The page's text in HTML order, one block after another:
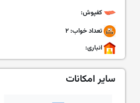
کفپوش:
تعداد خواب: ۲
انباری:
سایر امکانات